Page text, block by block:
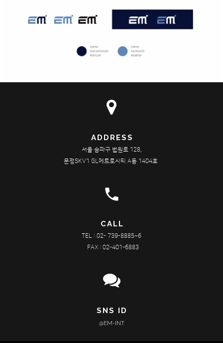
ADDRESS
서울 송파구 법원로 128,
문정SKV1 GL메트로시티 A동 1404호
phone
CALL
TEL : 02- 739-8885~6
FAX : 02-401-6883
SNS ID
@EM-INT